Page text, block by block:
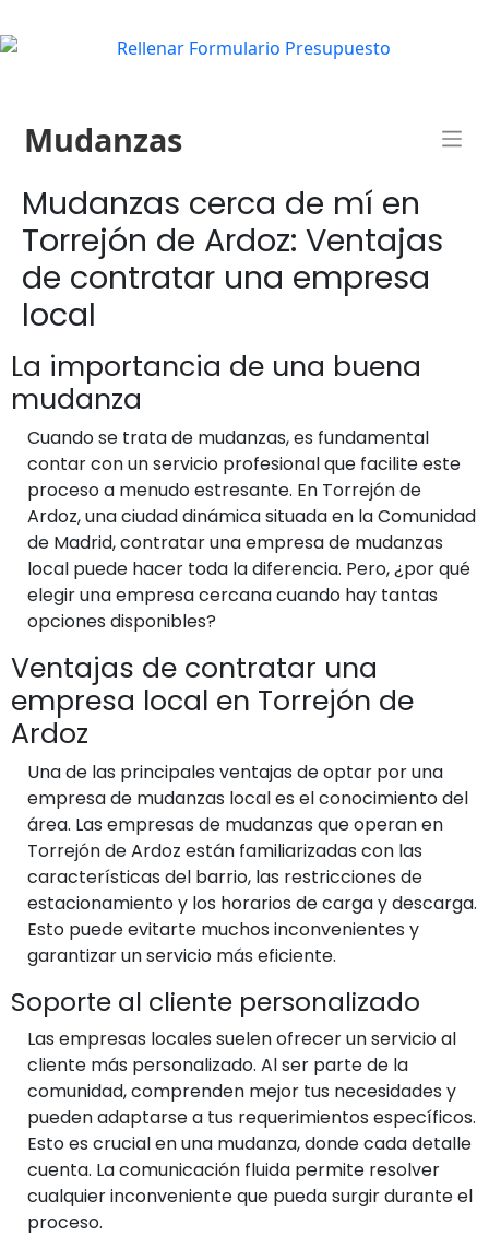
Mudanzas
Mudanzas cerca de mí en
Torrejón de Ardoz: Ventajas
de contratar una empresa
local
La importancia de una buena
mudanza
Cuando se trata de mudanzas, es fundamental
contar con un servicio profesional que facilite este
proceso a menudo estresante. En Torrejón de
Ardoz, una ciudad dinámica situada en la Comunidad
de Madrid, contratar una empresa de mudanzas
local puede hacer toda la diferencia. Pero, ¿por qué
elegir una empresa cercana cuando hay tantas
opciones disponibles?
Ventajas de contratar una
empresa local en Torrejón de
Ardoz
Una de las principales ventajas de optar por una
empresa de mudanzas local es el conocimiento del
área. Las empresas de mudanzas que operan en
Torrejón de Ardoz están familiarizadas con las
características del barrio, las restricciones de
estacionamiento y los horarios de carga y descarga.
Esto puede evitarte muchos inconvenientes y
garantizar un servicio más eficiente.
Soporte al cliente personalizado
Las empresas locales suelen ofrecer un servicio al
cliente más personalizado. Al ser parte de la
comunidad, comprenden mejor tus necesidades y
pueden adaptarse a tus requerimientos específicos.
Esto es crucial en una mudanza, donde cada detalle
cuenta. La comunicación fluida permite resolver
cualquier inconveniente que pueda surgir durante el
proceso.